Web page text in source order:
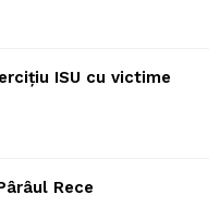
ISU cu victime
Rece